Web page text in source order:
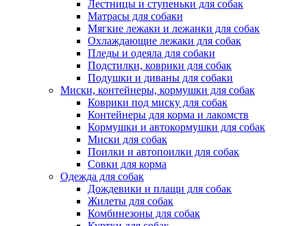
Лестницы и ступеньки для собак
Матрасы для собаки
Мягкие лежаки и лежанки для собак
Охлаждающие лежаки для собак
Пледы и одеяла для собаки
Подстилки, коврики для собак
Подушки и диваны для собаки
Миски, контейнеры, кормушки для собак
Коврики под миску для собак
Контейнеры для корма и лакомств
Кормушки и автокормушки для собак
Миски для собак
Поилки и автопоилки для собак
Совки для корма
Одежда для собак
Дождевики и плащи для собак
Жилеты для собак
Комбинезоны для собак